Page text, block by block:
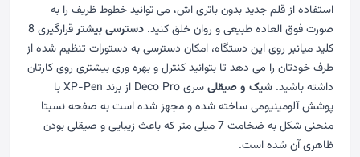
استفاده از قلم جدید بدون باتری اش، می توانید خطوط ظریف را به
صورت فوق العاده طبیعی و روان خلق کنید. دسترسی بیشتر
قرارگیری 8
کلید میانبر روی این دستگاه، امکان دسترسی به دستورات تنظیم شده از
طرف خودتان را می دهد تا بتوانید کنترل و بهره وری بیشتری روی کارتان
داشته باشید. شیک و صیقلی
سری Deco Pro از برند XP-Pen با
پوشش آلومینیومی ساخته شده و مجهز شده است به صفحه نسبتا
منحنی شکل به ضخامت 7 میلی متر که باعث زیبایی و صیقلی بودن
ظاهری آن شده است.